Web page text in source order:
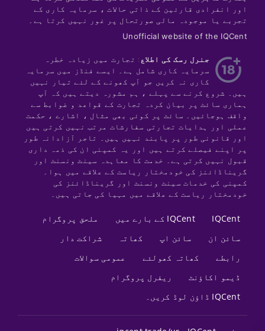
اور انفرادی قارئین کے ذاتی حالات ، سرمایہ کاری کے
تجربے یا موجودہ مالی صورتحال پر غور نہیں کرتا ہے۔
Unofficial website of the IQCent
جنرل رسک کی اطلاع : تجارت میں زیادہ خطرہ
سرمایہ کاری شامل ہے۔ ایسے فنڈز میں سرمایہ
کاری نہ کریں جو آپ کھونے کے لئے تیار نہیں
ہیں۔ شروع کرنے سے پہلے ، ہم مشورہ دیتے ہیں کہ آپ
ہماری سائٹ پر بیان کردہ تجارت کے قواعد و ضوابط سے
واقف ہوجائیں۔ سائٹ پر کوئی بھی مثال ، اشارے ، حکمت
عملی اور ہدایات تجارتی سفارشات مرتب نہیں کرتی ہیں
اور قانونی طور پر پابند نہیں ہیں۔ تاجر آزادانہ طور
پر اپنے فیصلے کرتے ہیں اور یہ کمپنی ان کی ذمہ داری
قبول نہیں کرتی ہے۔ خدمت کا معاہدہ سینٹ ونسنٹ اور
گریناڈائنز کی خودمختار ریاست کے علاقے میں ہوا۔
کمپنی کی خدمات سینٹ ونسنٹ اور گریناڈائنز کی
خودمختار ریاست کے علاقے میں مہیا کی جاتی ہیں۔
IQCent IQCent کے بارے میں
ملحق پروگرام
سائن ان
سائن اپ کھاتہ
شراکت دار
رابطے
کھاتہ کھولئے
عمومی سوالات
ڈیمو اکاؤنٹ
ریفرل پروگرام
IQCent ڈاؤن لوڈ کریں۔